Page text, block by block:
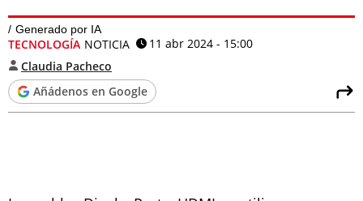
Generado por IA
TECNOLOGÍA NOTICIA
11 abr 2024 - 15:00
Claudia Pacheco
Añádenos en Google